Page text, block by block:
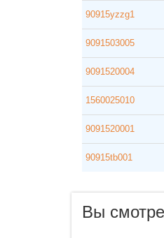
90915yzzg1
9091503005
9091520004
1560025010
9091520001
90915tb001
Вы